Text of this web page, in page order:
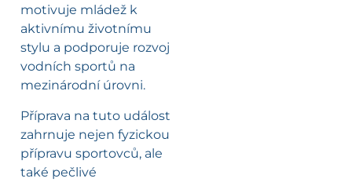
motivuje mládež k
aktivnímu životnímu
stylu a podporuje rozvoj
vodních sportů na
mezinárodní úrovni.
Příprava na tuto událost
zahrnuje nejen fyzickou
přípravu sportovců, ale
také pečlivé